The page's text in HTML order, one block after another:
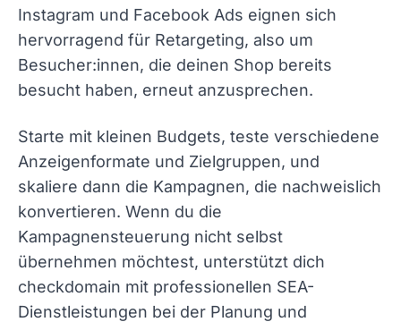
Instagram und Facebook Ads eignen sich
hervorragend für Retargeting, also um
Besucher:innen, die deinen Shop bereits
besucht haben, erneut anzusprechen.
Starte mit kleinen Budgets, teste verschiedene
Anzeigenformate und Zielgruppen, und
skaliere dann die Kampagnen, die nachweislich
konvertieren. Wenn du die
Kampagnensteuerung nicht selbst
übernehmen möchtest, unterstützt dich
checkdomain mit professionellen SEA-
Dienstleistungen bei der Planung und